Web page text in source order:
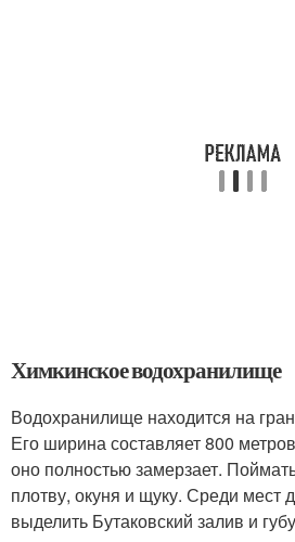
Химкинское водохранилище
Водохранилище находится на
Его ширина составляет 800
оно полностью замерзает.
плотву, окуня и щуку. Среди мест
выделить Бутаковский залив и